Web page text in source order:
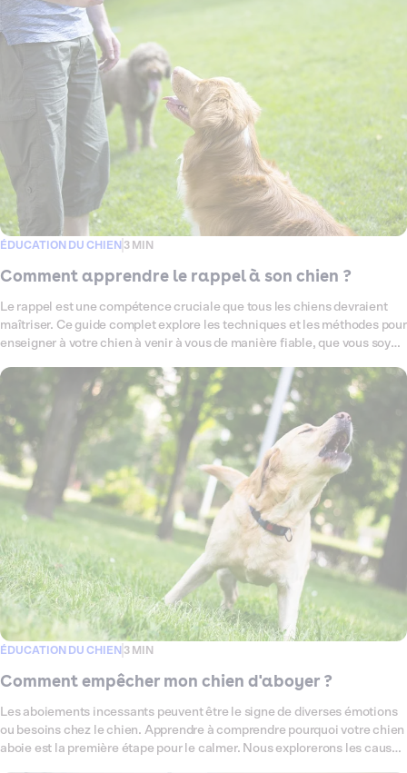
ÉDUCATION DU CHIEN 3 MIN
Comment apprendre le rappel à son chien ?
Le rappel est une compétence cruciale que tous les chiens devraient
maîtriser. Ce guide complet explore les techniques et les méthodes pour
enseigner à votre chien à venir à vous de manière fiable, que vous soyez
ÉDUCATION DU CHIEN 3 MIN
Comment empêcher mon chien d'aboyer ?
Les aboiements incessants peuvent être le signe de diverses émotions
ou besoins chez le chien. Apprendre à comprendre pourquoi votre chien
aboie est la première étape pour le calmer. Nous explorerons les causes